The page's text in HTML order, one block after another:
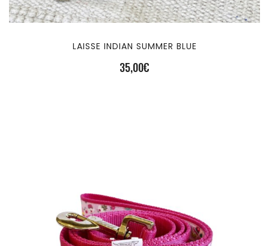
LAISSE INDIAN SUMMER BLUE
35,00€